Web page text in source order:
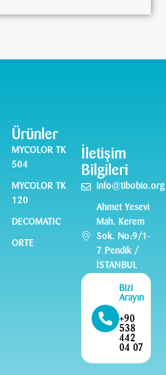
Ürünler
MYCOLOR TK
504
MYCOLOR TK
120
DECOMATIC
ORTE
İletişim
Bilgileri
info@tibobio.org
Ahmet Yesevi
Mah. Kerem
Sok. No:9/1-
7 Pendik /
İSTANBUL
Bizi
Arayın
+90
538
442
04 07